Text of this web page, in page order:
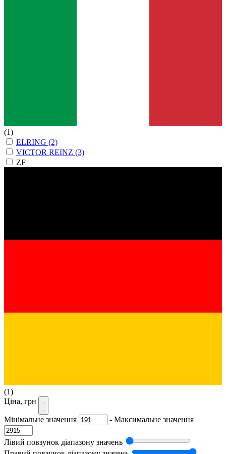
(1)
ELRING (2)
VICTOR REINZ (3)
ZF
(1)
Ціна, грн
Мінімальне значення - Максимальне значення
Лівий повзунок діапазону значень